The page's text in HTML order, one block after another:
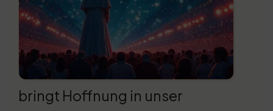
bringt Hoffnung in unser